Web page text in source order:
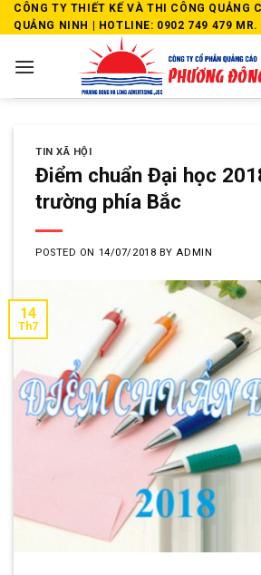
Skip
to
CÔNG TY THIẾT KẾ VÀ THI CÔNG QUẢNG
QUẢNG NINH | HOTLINE: 0902 749 479 MR.
TIN XÃ HỘI
Điểm chuẩn Đại học
trường phía Bắc
POSTED ON 14/07/2018 BY ADMIN
14
Th7